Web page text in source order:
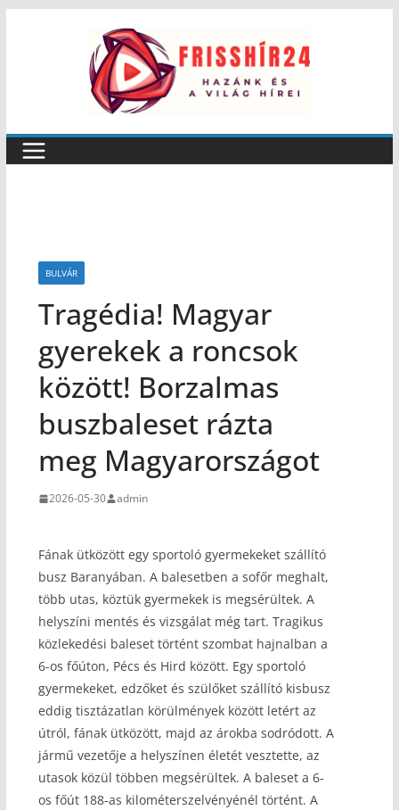
BULVÁR
Tragédia! Magyar
gyerekek a roncsok
között! Borzalmas
buszbaleset rázta
meg Magyarországot
2026-05-30 admin
Fának ütközött egy sportoló gyermekeket szállító
busz Baranyában. A balesetben a sofőr meghalt,
több utas, köztük gyermekek is megsérültek. A
helyszíni mentés és vizsgálat még tart. Tragikus
közlekedési baleset történt szombat hajnalban a
6-os főúton, Pécs és Hird között. Egy sportoló
gyermekeket, edzőket és szülőket szállító kisbusz
eddig tisztázatlan körülmények között letért az
útról, fának ütközött, majd az árokba sodródott. A
jármű vezetője a helyszínen életét vesztette, az
utasok közül többen megsérültek. A baleset a 6-
os főút 188-as kilométerszelvényénél történt. A